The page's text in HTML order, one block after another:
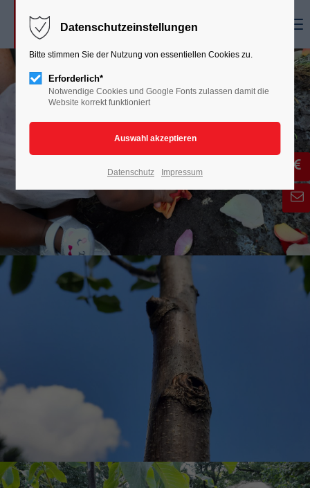
Datenschutzeinstellungen
Bitte stimmen Sie der Nutzung von essentiellen Cookies zu.
Erforderlich*
Notwendige Cookies und Google Fonts zulassen damit die
Website korrekt funktioniert
Datenschutz Impressum